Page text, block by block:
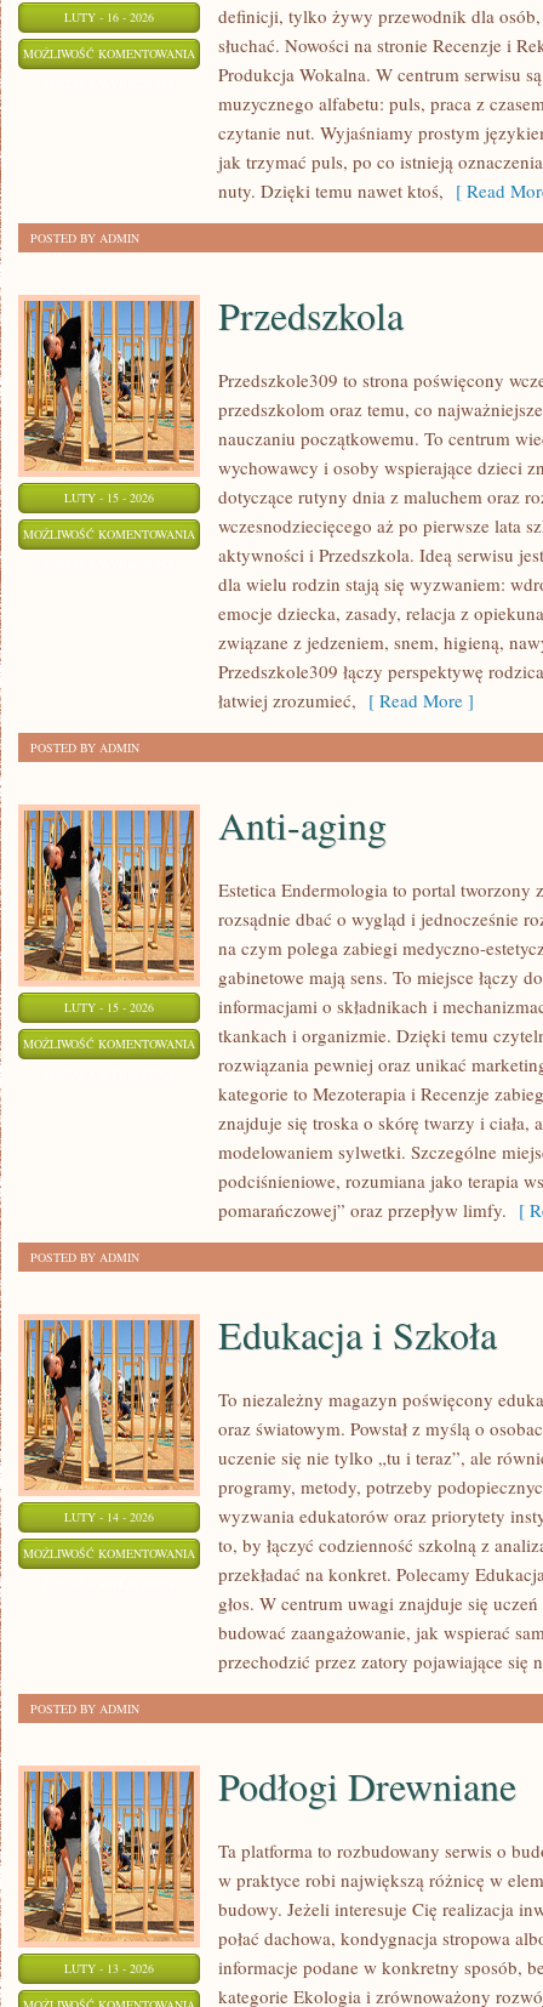
LUTY - 16 - 2026
MOŻLIWOŚĆ KOMENTOWANIA IMPROWIZACJA
WOKALNA
MUZYCZNA
definicji, tylko żywy przewodnik dla
słuchać. Nowości na stronie Recenzje i
Produkcja Wokalna. W centrum serwisu
muzycznego alfabetu: puls, praca z
czytanie nut. Wyjaśniamy prostym
jak trzymać puls, po co istnieją
nuty. Dzięki temu nawet ktoś, [ Read
POSTED BY ADMIN
LUTY - 15 - 2026
MOŻLIWOŚĆ KOMENTOWANIA PRZEDSZKOLA
Przedszkola
Przedszkole309 to strona poświęcony
przedszkolom oraz temu, co
nauczaniu początkowemu. To centrum
wychowawcy i osoby wspierające dzieci
dotyczące rutyny dnia z maluchem oraz
wczesnodziecięcego aż po pierwsze lata
aktywności i Przedszkola. Ideą serwisu
dla wielu rodzin stają się wyzwaniem:
emocje dziecka, zasady, relacja z
związane z jedzeniem, snem, higieną,
Przedszkole309 łączy perspektywę
łatwiej zrozumieć, [ Read More ]
POSTED BY ADMIN
LUTY - 15 - 2026
MOŻLIWOŚĆ KOMENTOWANIA ANTI-
AGING
Anti-aging
Estetica Endermologia to portal tworzony
rozsądnie dbać o wygląd i jednocześnie
na czym polega zabiegi medyczno-
gabinetowe mają sens. To miejsce łączy
informacjami o składnikach i
tkankach i organizmie. Dzięki temu
rozwiązania pewniej oraz unikać
kategorie to Mezoterapia i Recenzje
znajduje się troska o skórę twarzy i ciała,
modelowaniem sylwetki. Szczególne
podciśnieniowe, rozumiana jako terapia
pomarańczowej” oraz przepływ limfy. [
POSTED BY ADMIN
LUTY - 14 - 2026
MOŻLIWOŚĆ KOMENTOWANIA EDUKACJA
SZKOŁA
Edukacja i Szkoła
To niezależny magazyn poświęcony
oraz światowym. Powstał z myślą o
uczenie się nie tylko „tu i teraz”, ale
programy, metody, potrzeby
wyzwania edukatorów oraz priorytety
to, by łączyć codzienność szkolną z
przekładać na konkret. Polecamy
głos. W centrum uwagi znajduje się
budować zaangażowanie, jak wspierać
przechodzić przez zatory pojawiające się
POSTED BY ADMIN
LUTY - 13 - 2026
PODŁOGI
Podłogi Drewniane
Ta platforma to rozbudowany serwis o
w praktyce robi największą różnicę w
budowy. Jeżeli interesuje Cię realizacja
połać dachowa, kondygnacja stropowa
informacje podane w konkretny sposób,
kategorie Ekologia i zrównoważony